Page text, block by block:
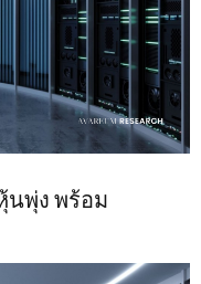
นพุ่ง พร้อม